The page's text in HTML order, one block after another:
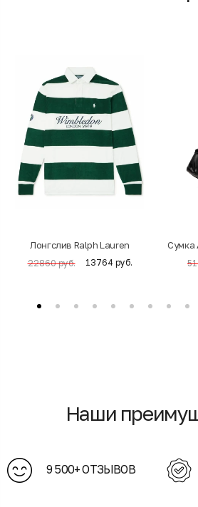
Лонгслив Ralph Lauren
22860 руб. 13764 руб.
Cумка
Наши
9 500+ ОТЗЫВОВ